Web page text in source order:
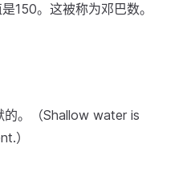
150。这被称为邓巴数。
的。（Shallow water is
）